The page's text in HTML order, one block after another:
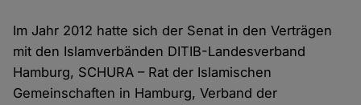
Im Jahr 2012 hatte sich der Senat in den Verträgen
mit den Islamverbänden DITIB-Landesverband
Hamburg, SCHURA – Rat der Islamischen
Gemeinschaften in Hamburg, Verband der